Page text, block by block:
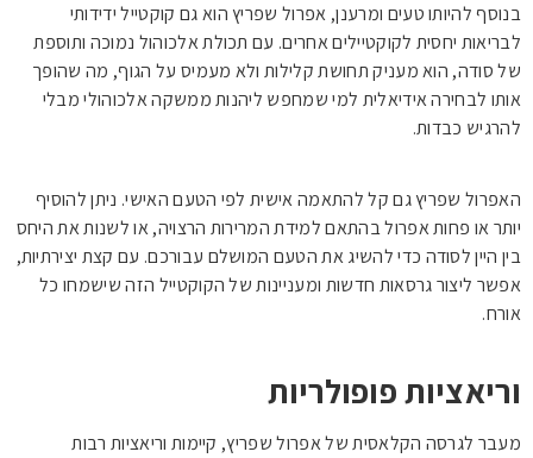
בנוסף להיותו טעים ומרענן, אפרול שפריץ הוא גם קוקטייל ידידותי
לבריאות יחסית לקוקטיילים אחרים. עם תכולת אלכוהול נמוכה ותוספת
של סודה, הוא מעניק תחושת קלילות ולא מעמיס על הגוף, מה שהופך
אותו לבחירה אידיאלית למי שמחפש ליהנות ממשקה אלכוהולי מבלי
להרגיש כבדות.
האפרול שפריץ גם קל להתאמה אישית לפי הטעם האישי. ניתן להוסיף
יותר או פחות אפרול בהתאם למידת המרירות הרצויה, או לשנות את היחס
בין היין לסודה כדי להשיג את הטעם המושלם עבורכם. עם קצת יצירתיות,
אפשר ליצור גרסאות חדשות ומעניינות של הקוקטייל הזה שישמחו כל
אורח.
וריאציות פופולריות
מעבר לגרסה הקלאסית של אפרול שפריץ, קיימות וריאציות רבות